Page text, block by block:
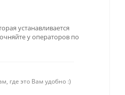
устанавливается
у операторов по
где это Вам удобно :)